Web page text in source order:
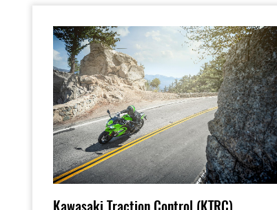
Kawasaki Traction Control (KTRC)